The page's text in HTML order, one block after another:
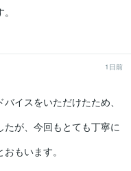
1日前
イスをいただけたため、
が、今回もとても丁寧に
もいます。